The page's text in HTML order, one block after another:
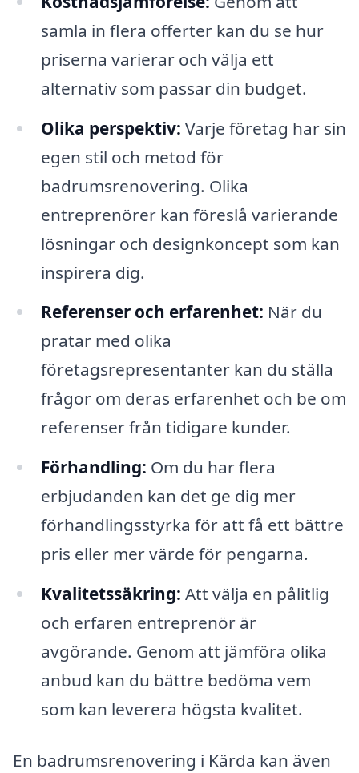
samla in flera offerter kan du se hur
priserna varierar och välja ett
alternativ som passar din budget.
Olika perspektiv: Varje företag har sin
egen stil och metod för
badrumsrenovering. Olika
entreprenörer kan föreslå varierande
lösningar och designkoncept som kan
inspirera dig.
Referenser och erfarenhet: När du
pratar med olika
företagsrepresentanter kan du ställa
frågor om deras erfarenhet och be om
referenser från tidigare kunder.
Förhandling: Om du har flera
erbjudanden kan det ge dig mer
förhandlingsstyrka för att få ett bättre
pris eller mer värde för pengarna.
Kvalitetssäkring: Att välja en pålitlig
och erfaren entreprenör är
avgörande. Genom att jämföra olika
anbud kan du bättre bedöma vem
som kan leverera högsta kvalitet.
En badrumsrenovering i Kärda kan även